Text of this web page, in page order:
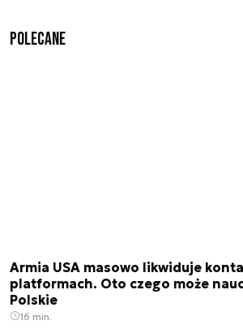
Polecane
Armia USA masowo likwiduje
platformach. Oto czego może
Polskie
16 min.